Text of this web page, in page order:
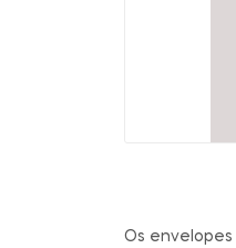
Os envelopes